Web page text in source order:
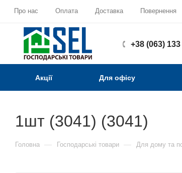
Про нас Оплата Доставка Повернення
+38 (063)
Акції Для офісу
1шт (3041) (3041)
Головна — Господарські товари — Для дому та